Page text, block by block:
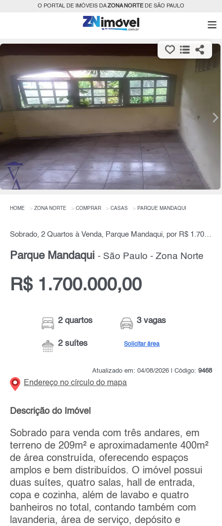
O PORTAL DE IMÓVEIS DAZONA NORTEDE SÃO PAULO
HOME ZONA NORTE COMPRAR CASAS PARQUE MANDAQUI
Sobrado, 2 Quartos à Venda, Parque Mandaqui, por R$ 1.700.000,00
Parque Mandaqui - São Paulo - Zona Norte
R$ 1.700.000,00
2 quartos
2 suítes
3 vagas
Solicitar área
Atualizado em: 04/08/2026 | Código: 9468
Endereço no círculo do mapa
Descrição do Imóvel
Sobrado para venda com três andares, em
terreno de 209m² e aproximadamente 400m²
de área construída, oferecendo espaços
amplos e bem distribuídos. O imóvel possui
duas suítes, quatro salas, hall de entrada,
copa e cozinha, além de lavabo e quatro
banheiros no total, contando também com
lavanderia, área de serviço, depósito e